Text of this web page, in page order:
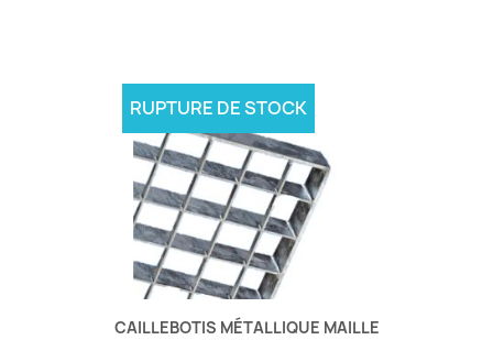
CAILLEBOTIS MÉTALLIQUE MAILLE
RUPTURE DE STOCK